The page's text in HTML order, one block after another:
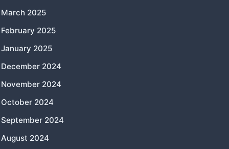
March 2025
February 2025
January 2025
December 2024
November 2024
October 2024
September 2024
August 2024